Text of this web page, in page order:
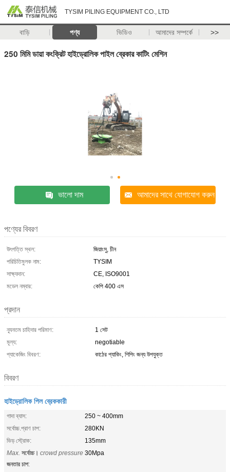
TYSIM PILING EQUIPMENT CO., LTD
বাড়ি পণ্য ভিডিও আমাদের সম্পর্কে >>
250 মিমি ডায়া কংক্রিট হাইড্রোলিক পাইল ব্রেকার কাটিং মেশিন
ভালো দাম আমাদের সাথে যোগাযোগ করুন
পণ্যের বিবরণ
উৎপত্তি স্থল:
জিয়াংসু, চীন
পরিচিতিমুলক নাম:
TYSIM
সাক্ষ্যদান:
CE, ISO9001
মডেল নম্বার:
কেপি 400 এস
প্রদান
ন্যূনতম চাহিদার পরিমাণ:
1 সেট
মূল্য:
negotiable
প্যাকেজিং বিবরণ:
কাঠের প্যাকিং, শিপিং জন্য উপযুক্ত
বিবরণ
হাইড্রোলিক পিল ব্রেককারী
গাদা ব্যাস:
250 ~ 400mm
সর্বোচ্চ.প্রাণ চাপ:
280KN
ভিড় স্ট্রোক:
135mm
Max. সর্বোচ্চ। crowd pressure
জনতার চাপ:
30Mpa